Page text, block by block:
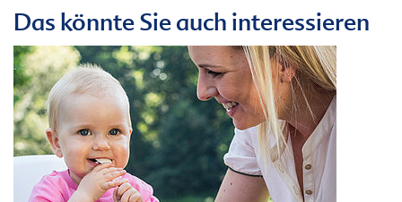
Das könnte Sie auch interessieren